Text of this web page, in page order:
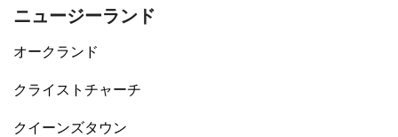
ニュージーランド
オークランド
クライストチャーチ
クイーンズタウン